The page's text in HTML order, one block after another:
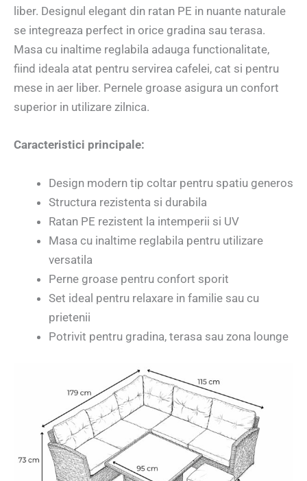
liber. Designul elegant din ratan PE in nuante naturale
se integreaza perfect in orice gradina sau terasa.
Masa cu inaltime reglabila adauga functionalitate,
fiind ideala atat pentru servirea cafelei, cat si pentru
mese in aer liber. Pernele groase asigura un confort
superior in utilizare zilnica.
Caracteristici principale:
Design modern tip coltar pentru spatiu generos
Structura rezistenta si durabila
Ratan PE rezistent la intemperii si UV
Masa cu inaltime reglabila pentru utilizare
versatila
Perne groase pentru confort sporit
Set ideal pentru relaxare in familie sau cu
prietenii
Potrivit pentru gradina, terasa sau zona lounge